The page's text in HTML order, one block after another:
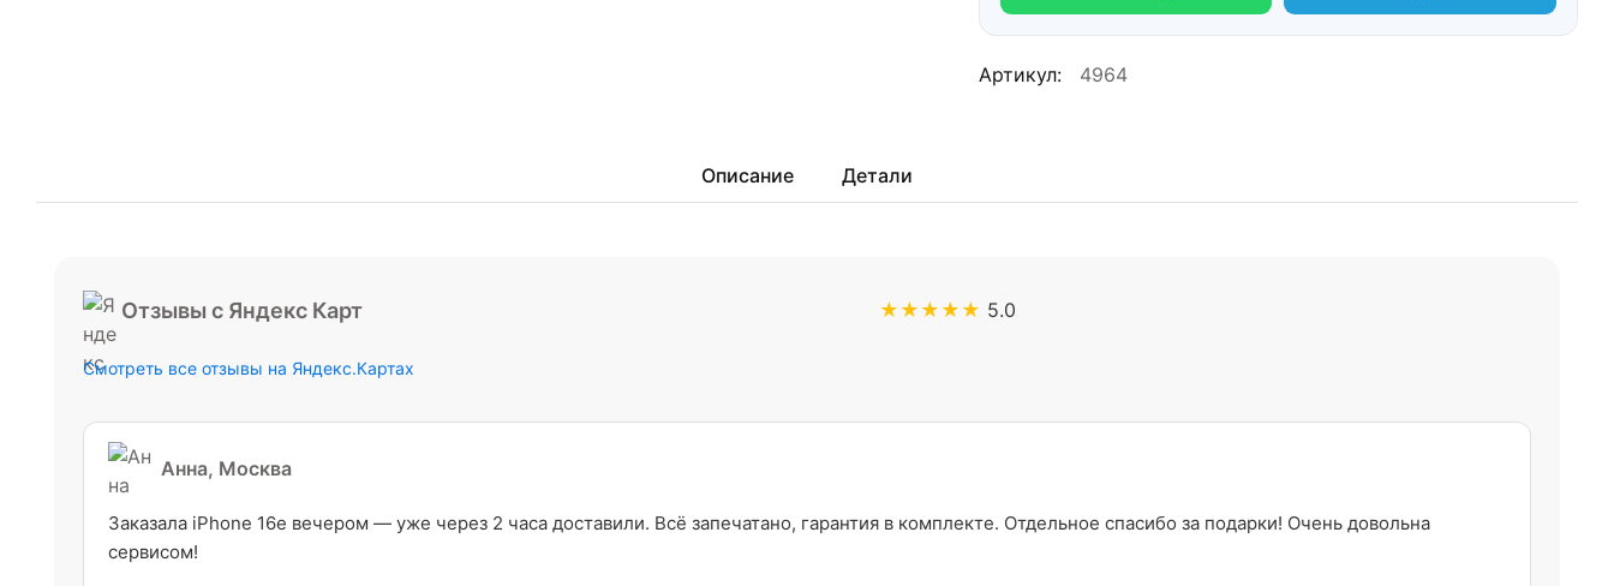
Артикул: 4964
Описание Детали
Отзывы с Яндекс Карт ★★★★★ 5.0
Смотреть все отзывы на Яндекс.Картах
Анна, Москва
Заказала iPhone 16e вечером — уже через 2 часа доставили. Всё запечатано, гарантия в комплекте. Отдельное спасибо за подарки! Очень довольна
сервисом!